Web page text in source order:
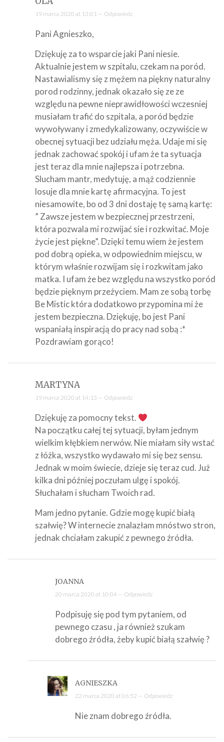
19 marca 2020 at 13:01 — Odpowiedz
Pani Agnieszko,
Dziękuję za to wsparcie jaki Pani niesie.
Aktualnie jestem w szpitalu, czekam na poród.
Nastawialismy się z mężem na piękny naturalny
porod rodzinny, jednak okazało się ze ze
względu na pewne nieprawidłowości wczesniej
musiałam trafić do szpitala, a poród będzie
wywoływany i zmedykalizowany, oczywiście w
obecnej sytuacji bez udziału męża. Udaje mi się
jednak zachować spokój i ufam że ta sytuacja
jest teraz dla mnie najlepsza i potrzebna.
Slucham mantr, medytuję, a mąż codziennie
losuje dla mnie kartę afirmacyjna. To jest
niesamowite, bo od 3 dni dostaję tę samą kartę:
” Zawsze jestem w bezpiecznej przestrzeni,
która pozwala mi rozwijać sie i rozkwitać. Moje
życie jest piękne”. Dzięki temu wiem że jestem
pod dobrą opieka, w odpowiednim miejscu, w
którym właśnie rozwijam się i rozkwitam jako
matka. I ufam że bez względu na wszystko poród
będzie pięknym przeżyciem. Mam ze sobą torbę
Be Mistic która dodatkowo przypomina mi że
jestem bezpieczna. Dziękuję, bo jest Pani
wspaniałą inspiracją do pracy nad sobą :*
Pozdrawiam gorąco!
MARTYNA
19 marca 2020 at 14:13 — Odpowiedz
Dziękuję za pomocny tekst.
Na początku całej tej sytuacji, byłam jednym
wielkim kłębkiem nerwów. Nie miałam siły wstać
z łóżka, wszystko wydawało mi się bez sensu.
Jednak w moim świecie, dzieje się teraz cud. Już
kilka dni później poczułam ulgę i spokój.
Słuchałam i słucham Twoich rad.
Mam jedno pytanie. Gdzie mogę kupić białą
szałwię? W internecie znalazłam mnóstwo stron,
jednak chciałam zakupić z pewnego źródła.
JOANNA
20 marca 2020 at 10:04 — Odpowiedz
Podpisuję się pod tym pytaniem, od
pewnego czasu , ja również szukam
dobrego źródła, żeby kupić białą szałwię ?
AGNIESZKA
22 marca 2020 at 06:52 — Odpowiedz
Nie znam dobrego źródła.